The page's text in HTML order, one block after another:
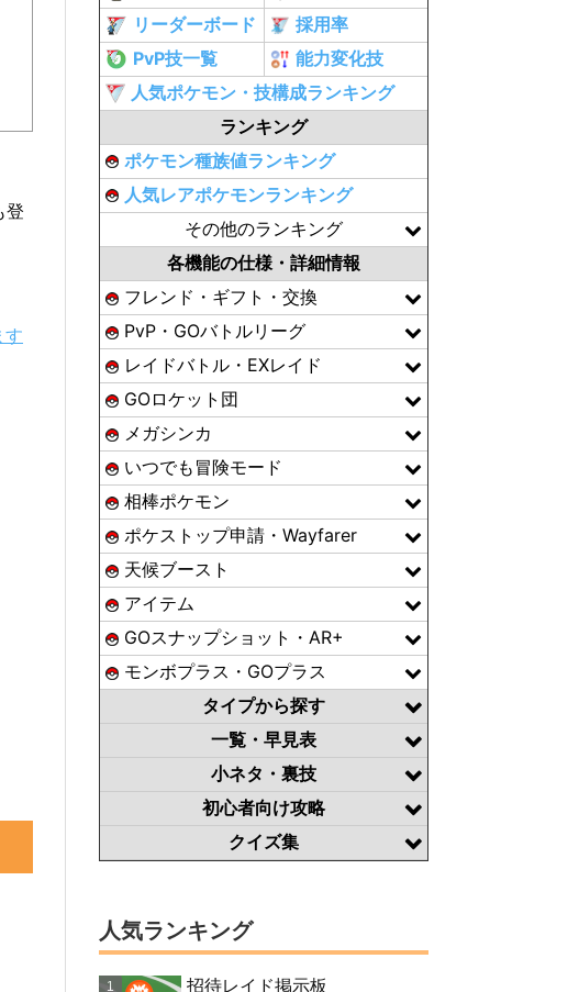
登
す
リーダーボード
採用率
PvP技一覧
能力変化技
人気ポケモン・技構成ランキング
ランキング
ポケモン種族値ランキング
人気レアポケモンランキング
その他のランキング
各機能の仕様・詳細情報
フレンド・ギフト・交換
PvP・GOバトルリーグ
レイドバトル・EXレイド
GOロケット団
メガシンカ
いつでも冒険モード
相棒ポケモン
ポケストップ申請・Wayfarer
天候ブースト
アイテム
GOスナップショット・AR+
モンボプラス・GOプラス
タイプから探す
一覧・早見表
小ネタ・裏技
初心者向け攻略
クイズ集
人気ランキング
招待レイド掲示板